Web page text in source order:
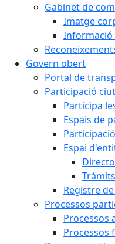
Gabinet de
Imatge
Informació
Govern obert
Portal de
Participació
Participa
Espais de
Espai
Registre
Processos
Processos
Processos